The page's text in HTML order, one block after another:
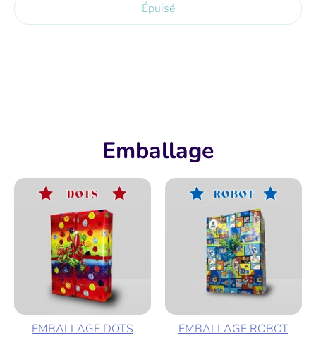
Épuisé
Emballage
EMBALLAGE DOTS EMBALLAGE ROBOT